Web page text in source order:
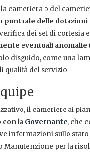
cameriera o del
puntuale delle dotazioni
dei set di
eventuali anomalie
disguido, come una
qualità del servizio.
il cameriere ai
con la Governante, che
informazioni sullo
per la